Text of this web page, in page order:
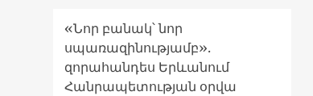
«Նոր բանակ՝ նոր
սպառազինությամբ».
զորահանդես Երևանում
Հանրապետության օրվա